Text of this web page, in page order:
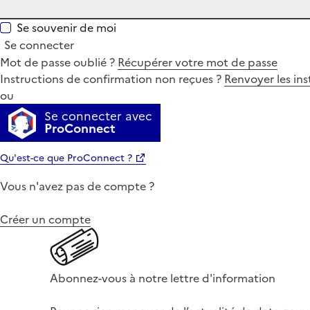
Se souvenir de moi
Se connecter
Mot de passe oublié ? Récupérer votre mot de passe
Instructions de confirmation non reçues ? Renvoyer les
ou
Se connecter avec
ProConnect
Qu'est-ce que ProConnect ?
Vous n'avez pas de compte ?
Créer un compte
Abonnez-vous à notre lettre d'information